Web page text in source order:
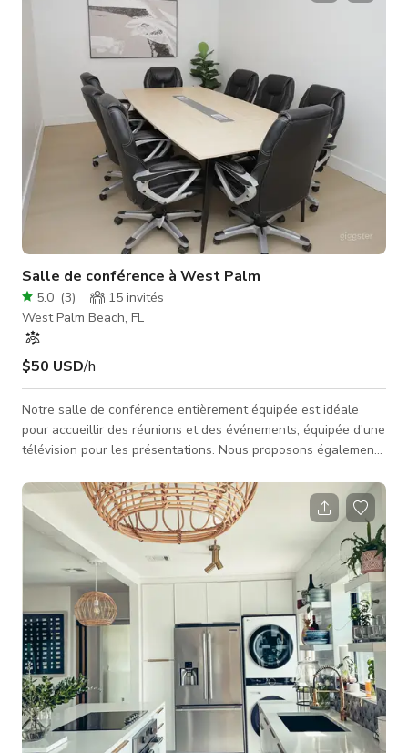
où votre entreprise peut prospérer et où vos idées peuvent
prendre leur envol.
Salle de conférence à West Palm
5.0 (3) 15 invités
West Palm Beach, FL
$50 USD/h
Notre salle de conférence entièrement équipée est idéale
pour accueillir des réunions et des événements, équipée d'une
télévision pour les présentations. Nous proposons également
collaboration et stimuler la productivité, notre espace
innovant est l'endroit où votre entreprise peut grandir et vos
idées peuvent s'envoler.